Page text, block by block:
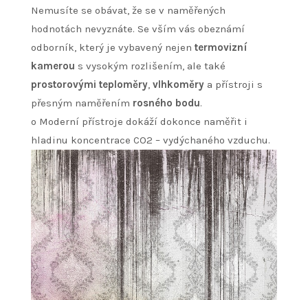
Nemusíte se obávat, že se v naměřených
hodnotách nevyznáte. Se vším vás obeznámí
odborník, který je vybavený nejen termovizní
kamerou s vysokým rozlišením, ale také
prostorovými teploměry, vlhkoměry a přístroji s
přesným naměřením rosného bodu.
o Moderní přístroje dokáží dokonce naměřit i
hladinu koncentrace CO2 – vydýchaného vzduchu.